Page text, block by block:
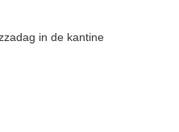
in de kantine